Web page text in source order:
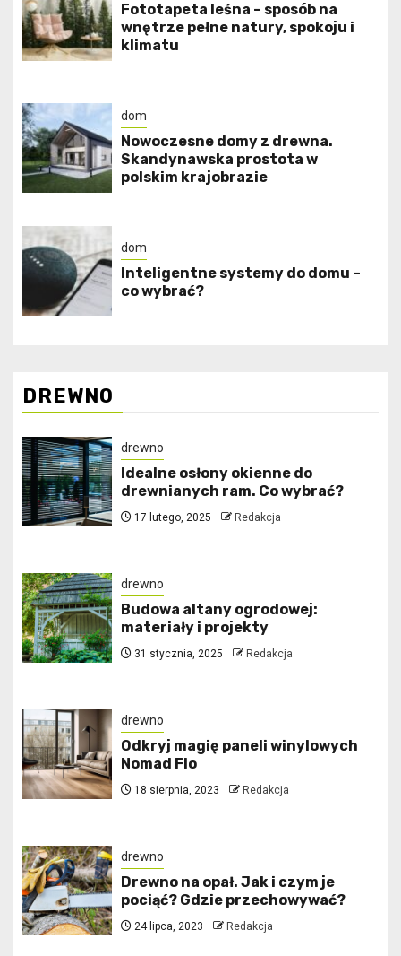
​Fototapeta leśna – sposób na
wnętrze pełne natury, spokoju i
klimatu
dom
Nowoczesne domy z drewna.
Skandynawska prostota w
polskim krajobrazie
dom
Inteligentne systemy do domu –
co wybrać?
DREWNO
drewno
Idealne osłony okienne do
drewnianych ram. Co wybrać?
17 lutego, 2025 Redakcja
drewno
Budowa altany ogrodowej:
materiały i projekty
31 stycznia, 2025 Redakcja
drewno
Odkryj magię paneli winylowych
Nomad Flo
18 sierpnia, 2023 Redakcja
drewno
Drewno na opał. Jak i czym je
pociąć? Gdzie przechowywać?
24 lipca, 2023 Redakcja